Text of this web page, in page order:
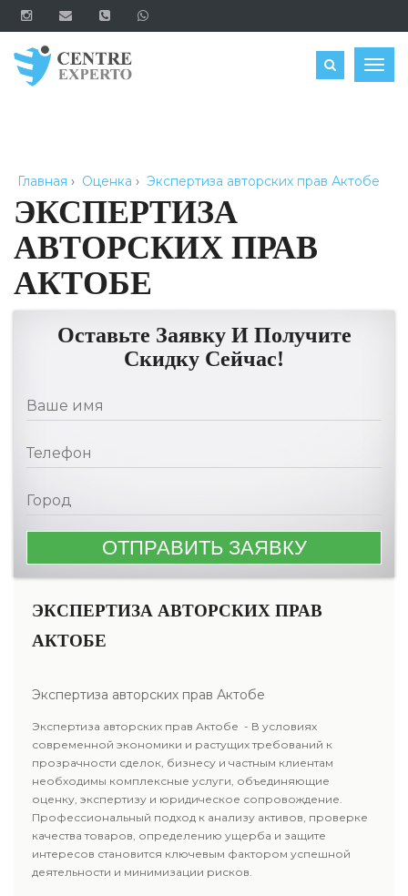
ЗАКАЗАТЬ
Главная › Оценка › Экспертиза авторских прав Актобе
ЭКСПЕРТИЗА
АВТОРСКИХ ПРАВ
АКТОБЕ
Оставьте Заявку И Получите
Скидку Сейчас!
ЭКСПЕРТИЗА АВТОРСКИХ ПРАВ
АКТОБЕ
Экспертиза авторских прав Актобе
Экспертиза авторских прав Актобе - В условиях
современной экономики и растущих требований к
прозрачности сделок, бизнесу и частным клиентам
необходимы комплексные услуги, объединяющие
оценку, экспертизу и юридическое сопровождение.
Профессиональный подход к анализу активов, проверке
качества товаров, определению ущерба и защите
интересов становится ключевым фактором успешной
деятельности и минимизации рисков.